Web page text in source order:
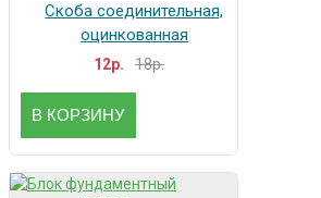
Скоба соединительная,
оцинкованная
12р. 18р.
В КОРЗИНУ